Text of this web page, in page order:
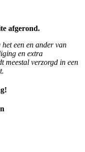
afgerond.
een en ander van
en extra
meestal verzorgd in een